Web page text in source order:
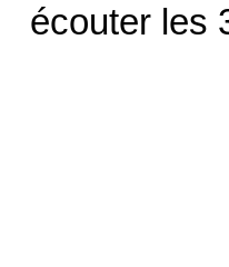
écouter les